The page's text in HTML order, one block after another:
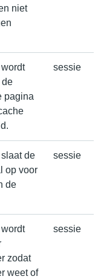
niet
de
pagina
sessie
de
op voor
de
sessie
zodat
weet of
sessie